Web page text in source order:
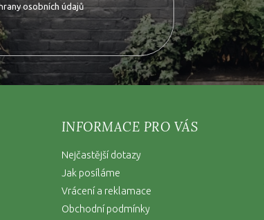
osobních údajů
INFORMACE PRO VÁS
Nejčastější dotazy
Jak posíláme
Vrácení a reklamace
Obchodní podmínky